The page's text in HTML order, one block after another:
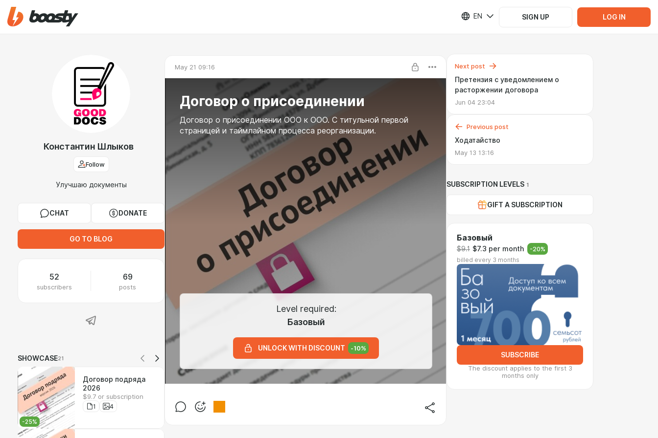
EN SIGN UP LOG IN
Константин Шлыков
Follow
Улучшаю документы
CHAT DONATE
GO TO BLOG
52
subscribers
69
posts
SHOWCASE21
-25%
Договор подряда
2026
$9.7 or subscription
1
4
May 21 09:16
Договор о присоединении
Договор о присоединении ООО к ООО. С титульной первой
страницей и таймлайном процесса реорганизации.
Level required:
Базовый
UNLOCK WITH DISCOUNT -10%
Next post
Претензия с уведомлением о
расторжении договора
Jun 04 23:04
Previous post
Ходатайство
May 13 13:16
SUBSCRIPTION LEVELS 1
GIFT A SUBSCRIPTION
Базовый
$9.1 $7.3 per month -20%
billed every 3 months
SUBSCRIBE
The discount applies to the first 3
months only